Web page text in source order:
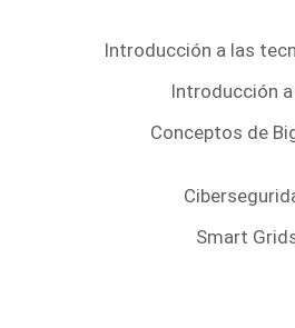
Introducción a las
Introducción a
Conceptos de
Smart